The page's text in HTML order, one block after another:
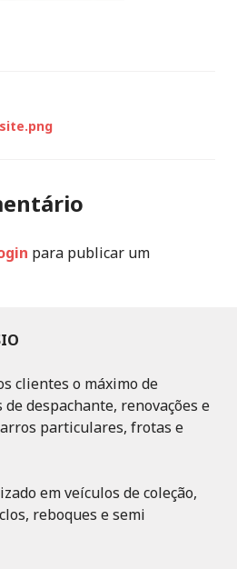
para publicar um
clientes o máximo de
despachante, renovações e
particulares, frotas e
em veículos de coleção,
reboques e semi